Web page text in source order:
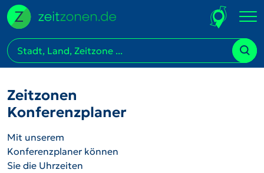
Zeitzonen
Konferenzplaner
Mit unserem
Konferenzplaner können
Sie die Uhrzeiten